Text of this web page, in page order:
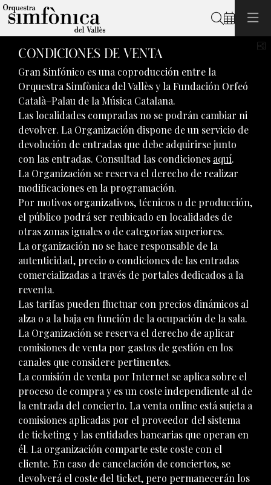
Buscar
CONDICIONES DE VENTA
Gran Sinfónico es una coproducción entre la
Orquestra Simfònica del Vallès y la Fundación Orfeó
Català–Palau de la Música Catalana.
Las localidades compradas no se podrán cambiar ni
devolver. La Organización dispone de un servicio de
devolución de entradas que debe adquirirse junto
con las entradas. Consultad las condiciones aquí.
La Organización se reserva el derecho de realizar
modificaciones en la programación.
Por motivos organizativos, técnicos o de producción,
el público podrá ser reubicado en localidades de
otras zonas iguales o de categorías superiores.
La organización no se hace responsable de la
autenticidad, precio o condiciones de las entradas
comercializadas a través de portales dedicados a la
reventa.
Las tarifas pueden fluctuar con precios dinámicos al
alza o a la baja en función de la ocupación de la sala.
La Organización se reserva el derecho de aplicar
comisiones de venta por gastos de gestión en los
canales que considere pertinentes.
La comisión de venta por Internet se aplica sobre el
proceso de compra y es un coste independiente al de
la entrada del concierto. La venta online está sujeta a
comisiones aplicadas por el proveedor del sistema
de ticketing y las entidades bancarias que operan en
él. La organización comparte este coste con el
cliente. En caso de cancelación de conciertos, se
devolverá el coste del ticket, pero permanecerán los